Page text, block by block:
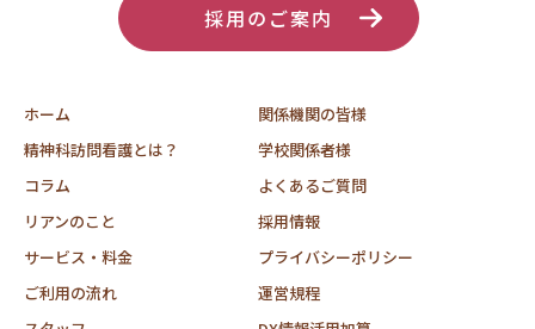
ホーム
精神科訪問看護とは？
コラム
リアンのこと
サービス・料金
ご利用の流れ
関係機関の皆様
学校関係者様
よくあるご質問
採用情報
プライバシーポリシー
運営規程
採用のご案内